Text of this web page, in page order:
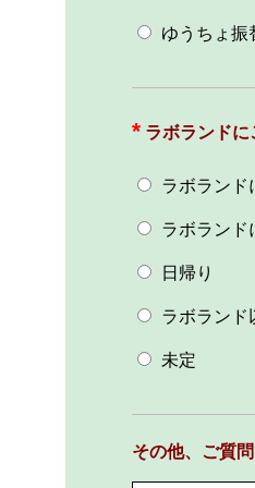
ゆうちょ振
ラボランドに
ラボランド
ラボランド
日帰り
ラボランド
未定
その他、ご質